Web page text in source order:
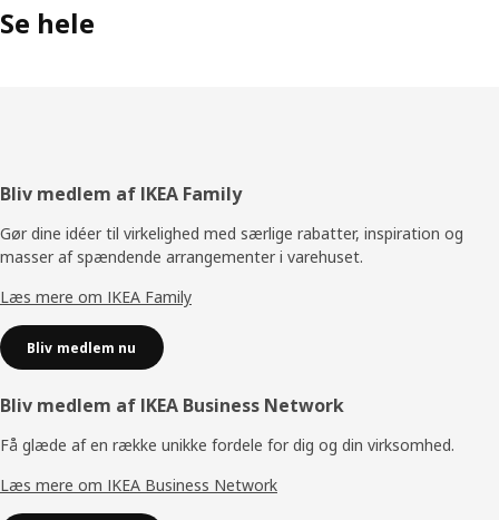
Se hele
Footer
Bliv medlem af IKEA Family
Gør dine idéer til virkelighed med særlige rabatter, inspiration og
masser af spændende arrangementer i varehuset.
Læs mere om IKEA Family
Bliv medlem nu
Bliv medlem af IKEA Business Network
Få glæde af en række unikke fordele for dig og din virksomhed.
Læs mere om IKEA Business Network